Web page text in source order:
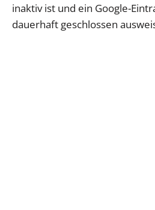
inaktiv ist und ein Google-
dauerhaft geschlossen